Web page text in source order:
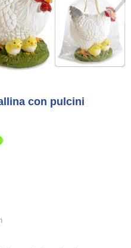
con pulcini